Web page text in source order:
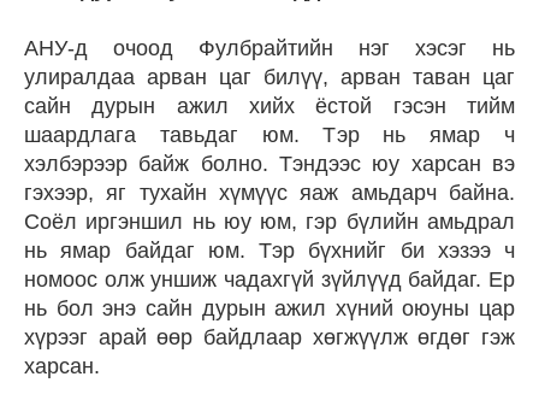
АНУ-д очоод Фулбрайтийн нэг хэсэг нь
улиралдаа арван цаг билүү, арван таван цаг
сайн дурын ажил хийх ёстой гэсэн тийм
шаардлага тавьдаг юм. Тэр нь ямар ч
хэлбэрээр байж болно. Тэндээс юу харсан вэ
гэхээр, яг тухайн хүмүүс яаж амьдарч байна.
Соёл иргэншил нь юу юм, гэр бүлийн амьдрал
нь ямар байдаг юм. Тэр бүхнийг би хэзээ ч
номоос олж уншиж чадахгүй зүйлүүд байдаг. Ер
нь бол энэ сайн дурын ажил хүний оюуны цар
хүрээг арай өөр байдлаар хөгжүүлж өгдөг гэж
харсан.